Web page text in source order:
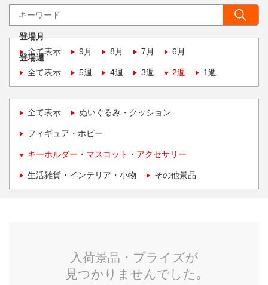
登場月
全て表示
9月 8月 7月 6月
登場週
全て表示
5週 4週 3週 2週 1週
全て表示 ぬいぐるみ・クッション
フィギュア・ホビー
キーホルダー・マスコット・アクセサリー
生活雑貨・インテリア・小物 その他景品